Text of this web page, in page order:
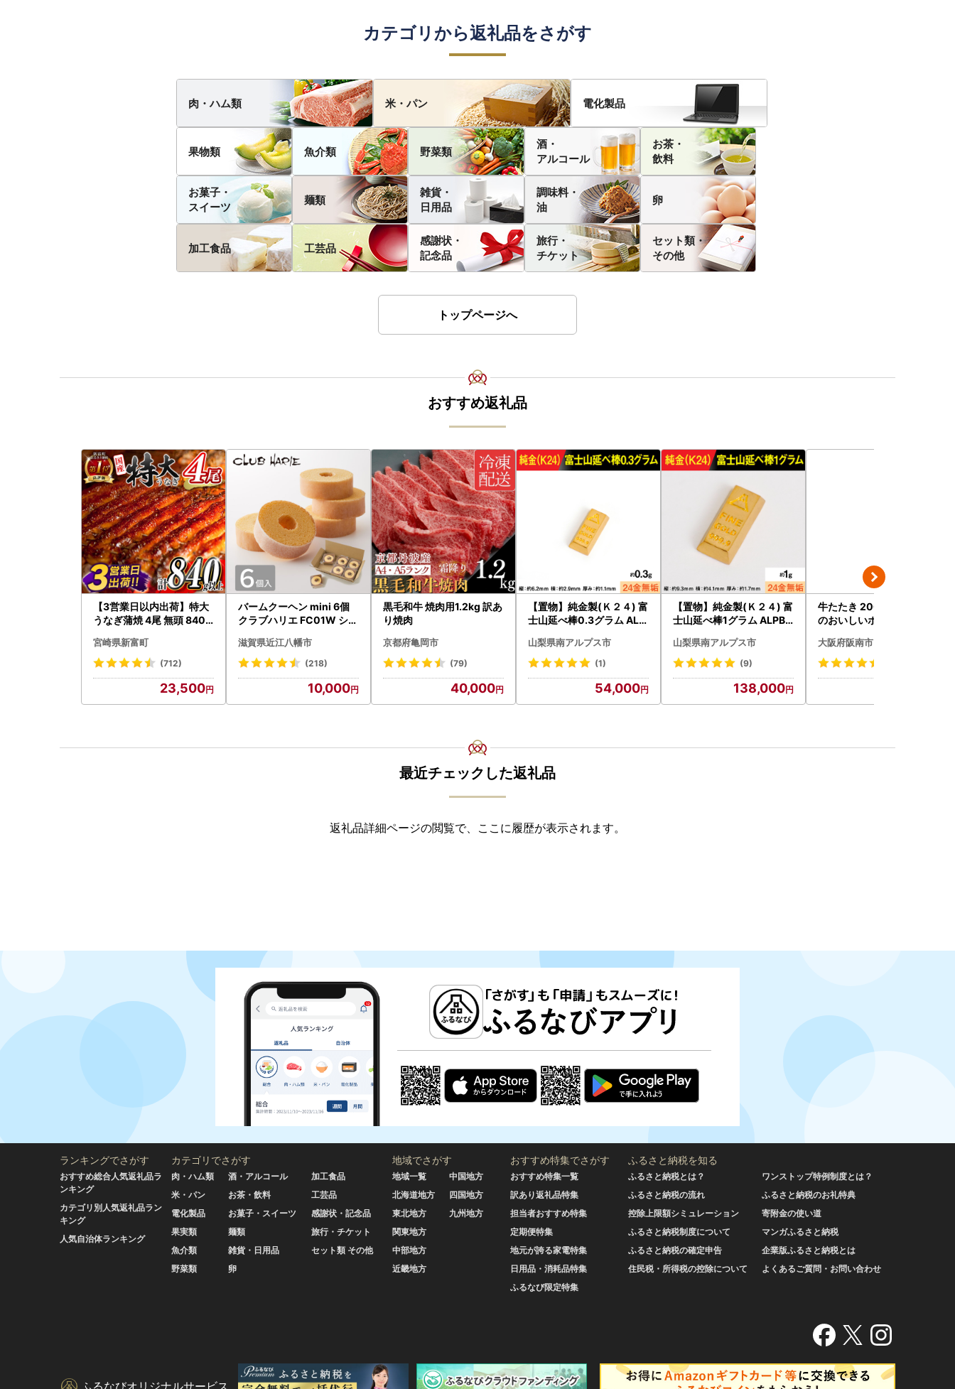
カテゴリから返礼品をさがす
肉・ハム類 米・パン 電化製品
果物類 魚介類 野菜類
酒・
アルコール
お茶・
飲料
お菓子・
スイーツ
麺類
雑貨・
日用品
調味料・
油
卵
加工食品 工芸品
感謝状・
記念品
旅行・
チケット
セット類・
その他
トップページへ
おすすめ返礼品
【3営業日以内出荷】特大
うなぎ蒲焼 4尾 無頭 840g
宮崎県新富町
(712)
23,500
バームクーヘン mini 6個
クラブハリエ FC01W シェ
ン
滋賀県近江八幡市
(218)
10,000
黒毛和牛 焼肉用1.2kg 訳あ
り焼肉
京都府亀岡市
(79)
40,000
【置物】純金製(Ｋ２４) 富
士山延べ棒0.3グラム ALP
山梨県南アルプス市
(1)
54,000
【置物】純金製(Ｋ２４) 富
士山延べ棒1グラム ALPBK
山梨県南アルプス市
(9)
138,000
牛たたき 200gと 名倉商店
のおいしいポン酢 30ml
大阪府阪南市
最近チェックした返礼品
返礼品詳細ページの閲覧で、ここに履歴が表示されます。
ランキングでさがす
おすすめ総合人気返礼品ラ
ンキング
カテゴリ別人気返礼品ラン
キング
人気自治体ランキング
カテゴリでさがす
肉・ハム類
米・パン
電化製品
果実類
魚介類
野菜類
酒・アルコール
お茶・飲料
お菓子・スイーツ
麺類
雑貨・日用品
卵
加工食品
工芸品
感謝状・記念品
旅行・チケット
セット類 その他
地域でさがす
地域一覧
北海道地方
東北地方
関東地方
中部地方
近畿地方
中国地方
四国地方
九州地方
おすすめ特集でさがす
おすすめ特集一覧
訳あり返礼品特集
担当者おすすめ特集
定期便特集
地元が誇る家電特集
日用品・消耗品特集
ふるなび限定特集
ふるさと納税を知る
ふるさと納税とは？
ふるさと納税の流れ
控除上限額シミュレーション
ふるさと納税制度について
ふるさと納税の確定申告
住民税・所得税の控除について
ワンストップ特例制度とは？
ふるさと納税のお礼特典
寄附金の使い道
マンガふるさと納税
企業版ふるさと納税とは
よくあるご質問・お問い合わせ